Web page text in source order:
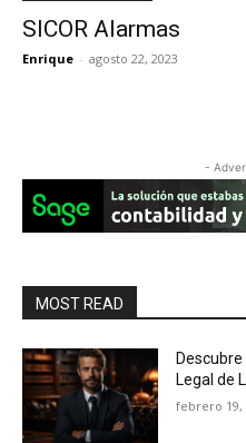
SICOR Alarmas
Enrique - agosto 22, 2023
-
MOST READ
Legal de
febrero 19,